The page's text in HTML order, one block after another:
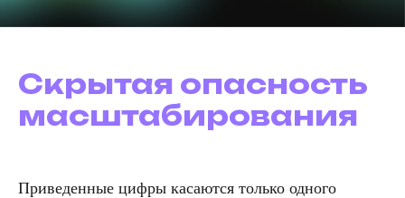
Скрытая опасность
масштабирования
Приведенные цифры касаются только одного